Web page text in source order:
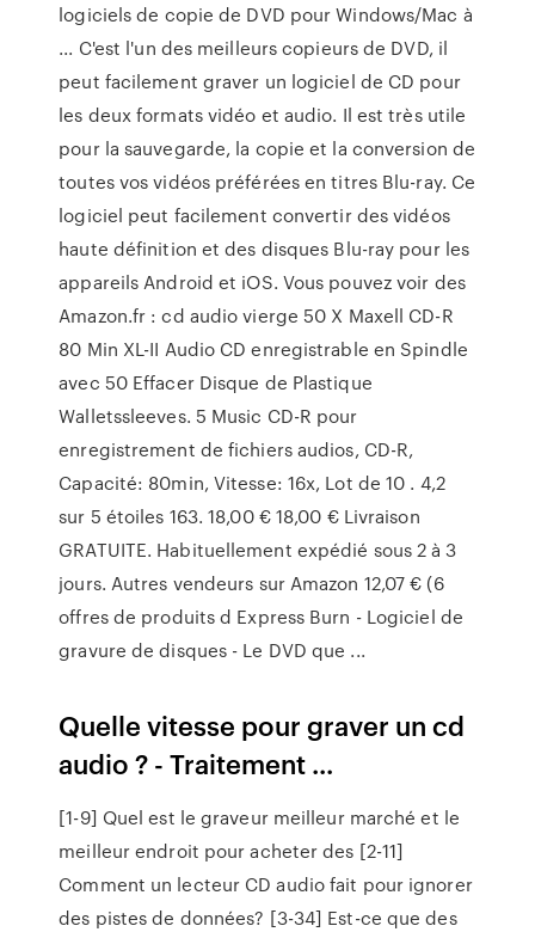
logiciels de copie de DVD pour Windows/Mac à
... C'est l'un des meilleurs copieurs de DVD, il
peut facilement graver un logiciel de CD pour
les deux formats vidéo et audio. Il est très utile
pour la sauvegarde, la copie et la conversion de
toutes vos vidéos préférées en titres Blu-ray. Ce
logiciel peut facilement convertir des vidéos
haute définition et des disques Blu-ray pour les
appareils Android et iOS. Vous pouvez voir des
Amazon.fr : cd audio vierge 50 X Maxell CD-R
80 Min XL-II Audio CD enregistrable en Spindle
avec 50 Effacer Disque de Plastique
Walletssleeves. 5 Music CD-R pour
enregistrement de fichiers audios, CD-R,
Capacité: 80min, Vitesse: 16x, Lot de 10 . 4,2
sur 5 étoiles 163. 18,00 € 18,00 € Livraison
GRATUITE. Habituellement expédié sous 2 à 3
jours. Autres vendeurs sur Amazon 12,07 € (6
offres de produits d Express Burn - Logiciel de
gravure de disques - Le DVD que ...
Quelle vitesse pour graver un cd
audio ? - Traitement ...
[1-9] Quel est le graveur meilleur marché et le
meilleur endroit pour acheter des [2-11]
Comment un lecteur CD audio fait pour ignorer
des pistes de données? [3-34] Est-ce que des